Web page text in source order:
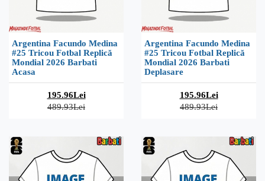
Argentina Facundo Medina
#25 Tricou Fotbal Replică
Mondial 2026 Barbati
Acasa
195.96Lei
489.93Lei
Argentina Facundo Medina
#25 Tricou Fotbal Replică
Mondial 2026 Barbati
Deplasare
195.96Lei
489.93Lei